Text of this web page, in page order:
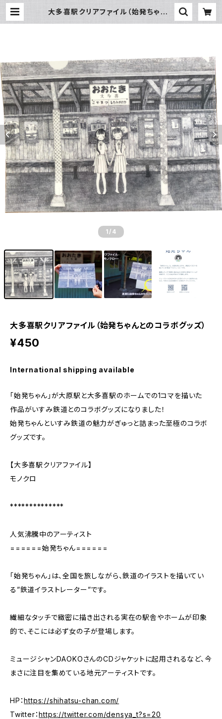
大多喜駅クリアファイル（始発ちゃんと
1 /4
大多喜駅クリアファイル（始発ちゃんとのコラボグッズ）
¥450
International shipping available
「始発ちゃん」が大原駅と大多喜駅のホームでの1コマを描いた
作品がいすみ鉄道とのコラボグッズになりました！
始発ちゃんといすみ鉄道の魅力がぎゅっと詰まった至極のコラボ
グッズです。
【大多喜駅クリアファイル】
モノクロ
**************
人気沸騰中のアーティスト
======始発ちゃん======
「始発ちゃん」は、全国を旅しながら、鉄道のイラストを描いてい
る”鉄道イラストレーター”です。
繊細なタッチで緻密に描き出される実在の駅舎やホームが印象
的で、そこには必ず女の子が登場します。
ミュージシャンDAOKOさんのCDジャケットに起用されるなど、今
まさに注目を集めている地元アーティストです。
HP：https://shihatsu-chan.com/
Twitter：https://twitter.com/densya_t?s=20